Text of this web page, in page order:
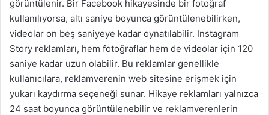
görüntülenir. Bir Facebook hikayesinde bir fotoğraf
kullanılıyorsa, altı saniye boyunca görüntülenebilirken,
videolar on beş saniyeye kadar oynatılabilir. Instagram
Story reklamları, hem fotoğraflar hem de videolar için 120
saniye kadar uzun olabilir. Bu reklamlar genellikle
kullanıcılara, reklamverenin web sitesine erişmek için
yukarı kaydırma seçeneği sunar. Hikaye reklamları yalnızca
24 saat boyunca görüntülenebilir ve reklamverenlerin